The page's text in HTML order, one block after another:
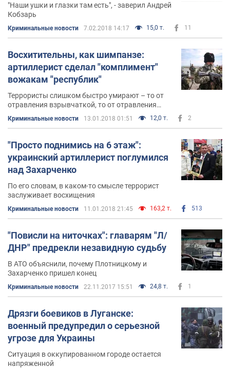
"Наши ушки и глазки там есть", - заверил Андрей
Кобзарь
Криминальные новости 7.02.2018 14:17 15,0 т. 11
Восхитительны, как шимпанзе:
артиллерист сделал "комплимент"
вожакам "республик"
Террористы слишком быстро умирают – то от
отравления взрывчаткой, то от отравления
Криминальные новости 13.01.2018 01:51 12,0 т. 2
"Просто поднимись на 6 этаж":
украинский артиллерист поглумился
над Захарченко
По его словам, в каком-то смысле террорист
заслуживает восхищения
Криминальные новости 11.01.2018 21:45 163,2 т. 513
"Повисли на ниточках": главарям "Л/
ДНР" предрекли незавидную судьбу
В АТО объяснили, почему Плотницкому и
Захарченко пришел конец
Криминальные новости 22.11.2017 15:51 24,8 т. 1
Дрязги боевиков в Луганске:
военный предупредил о серьезной
угрозе для Украины
Ситуация в оккупированном городе остается
напряженной